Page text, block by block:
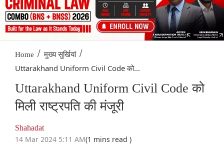
Home / मुख्य सुर्खियां /
Uttarakhand Uniform Civil Code को...
Uttarakhand Uniform Civil Code को
मिली राष्ट्रपति की मंजूरी
Shahadat
14 Mar 2024 5:11 AM(1 mins read )